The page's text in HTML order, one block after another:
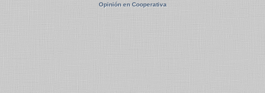
Opinión en Cooperativa